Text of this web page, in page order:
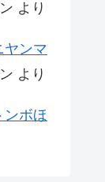
より
ヤンマ
より
ンボほ